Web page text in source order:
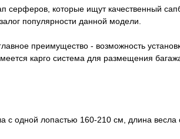
которые ищут качественный
популярности данной модели.
преимущество - возможность
карго система для размещения
с одной лопастью 160-210 см, длина